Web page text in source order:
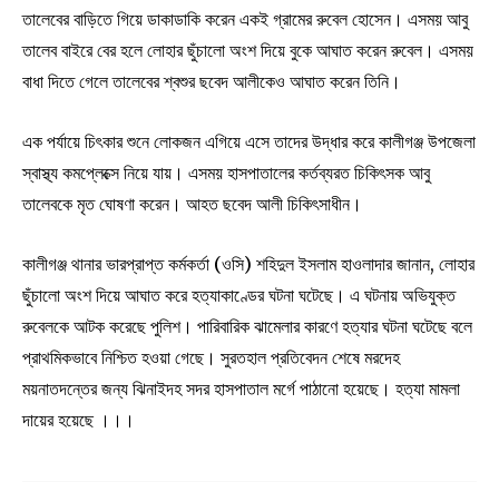
তালেবের বাড়িতে গিয়ে ডাকাডাকি করেন একই গ্রামের রুবেল হোসেন। এসময় আবু
তালেব বাইরে বের হলে লোহার ছুঁচালো অংশ দিয়ে বুকে আঘাত করেন রুবেল। এসময়
বাধা দিতে গেলে তালেবের শ্বশুর ছবেদ আলীকেও আঘাত করেন তিনি।
এক পর্যায়ে চিৎকার শুনে লোকজন এগিয়ে এসে তাদের উদ্ধার করে কালীগঞ্জ উপজেলা
স্বাস্থ্য কমপ্লেক্সে নিয়ে যায়। এসময় হাসপাতালের কর্তব্যরত চিকিৎসক আবু
তালেবকে মৃত ঘোষণা করেন। আহত ছবেদ আলী চিকিৎসাধীন।
কালীগঞ্জ থানার ভারপ্রাপ্ত কর্মকর্তা (ওসি) শহিদুল ইসলাম হাওলাদার জানান, লোহার
ছুঁচালো অংশ দিয়ে আঘাত করে হত্যাকাণ্ডের ঘটনা ঘটেছে। এ ঘটনায় অভিযুক্ত
রুবেলকে আটক করেছে পুলিশ। পারিবারিক ঝামেলার কারণে হত্যার ঘটনা ঘটেছে বলে
প্রাথমিকভাবে নিশ্চিত হওয়া গেছে। সুরতহাল প্রতিবেদন শেষে মরদেহ
ময়নাতদন্তের জন্য ঝিনাইদহ সদর হাসপাতাল মর্গে পাঠানো হয়েছে। হত্যা মামলা
দায়ের হয়েছে ।।।